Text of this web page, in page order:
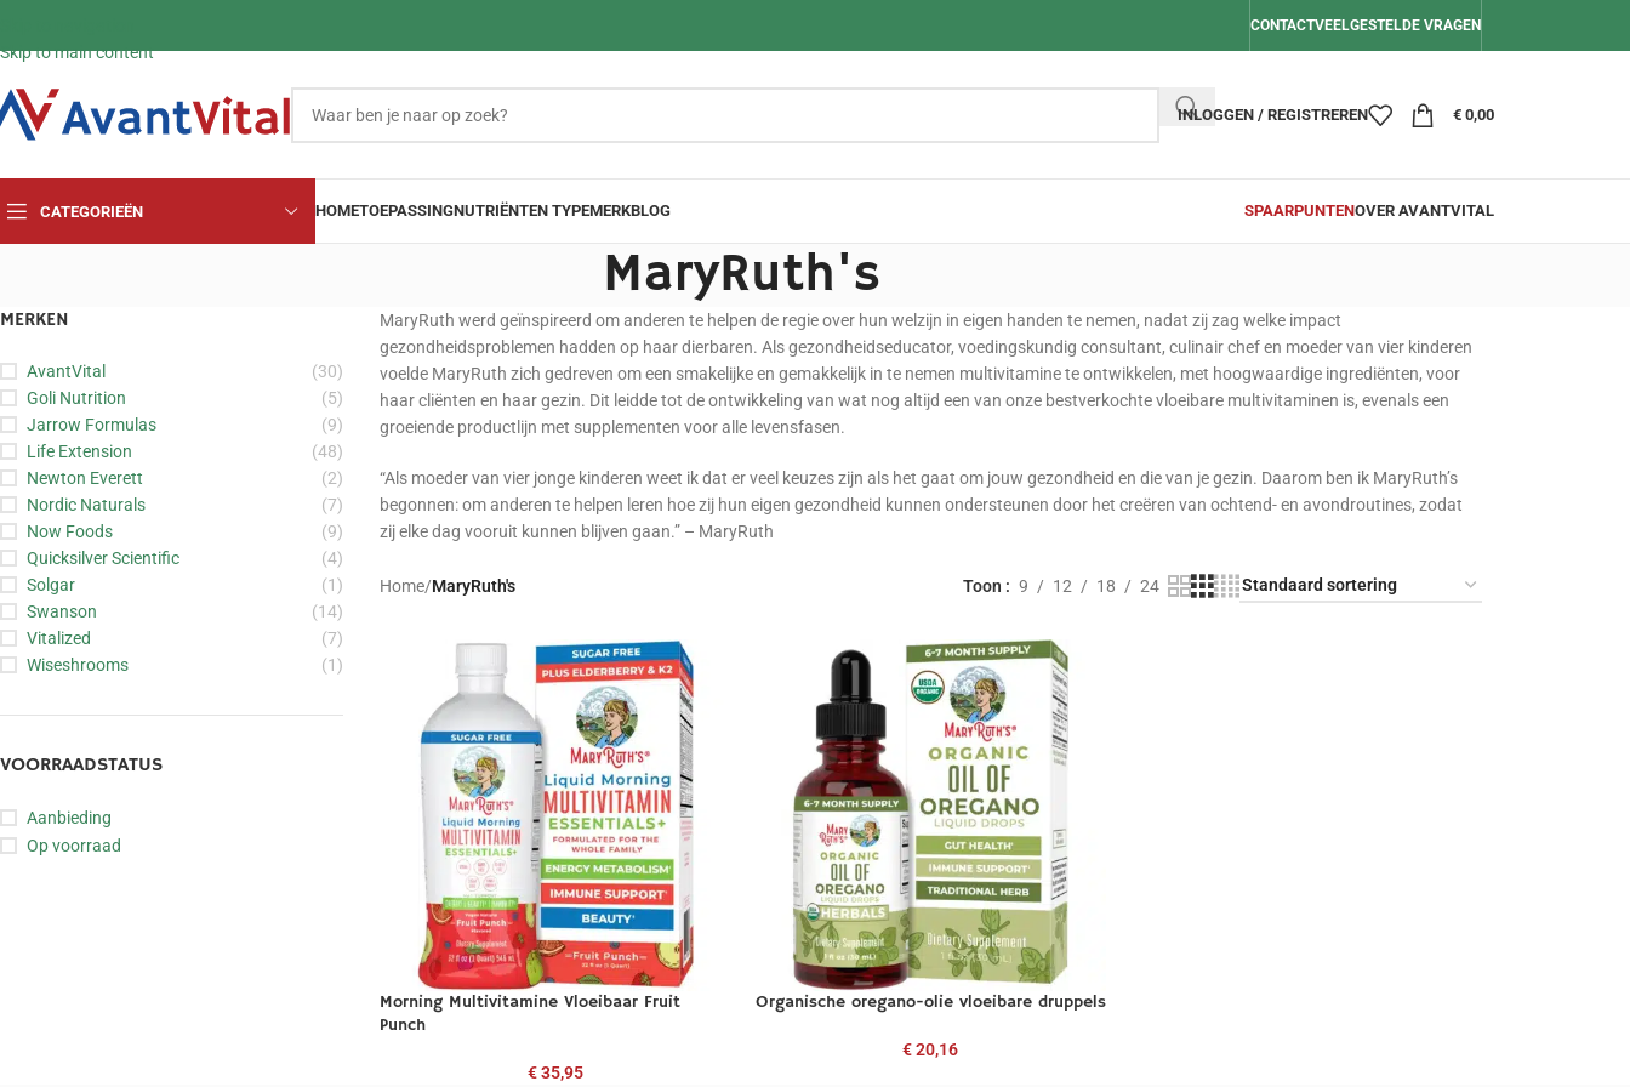
Skip to main content
CONTACTVEELGESTELDE VRAGEN
INLOGGEN / REGISTREREN € 0,00
CATEGORIEËN HOMETOEPASSINGNUTRIËNTEN TYPEMERKBLOG SPAARPUNTENOVER AVANTVITAL
MaryRuth's
MERKEN
AvantVital
(30)
Goli Nutrition
(5)
Jarrow Formulas
(9)
Life Extension
(48)
Newton Everett
(2)
Nordic Naturals
(7)
Now Foods
(9)
Quicksilver Scientific
(4)
Solgar
(1)
Swanson
(14)
Vitalized
(7)
Wiseshrooms
(1)
VOORRAADSTATUS
Aanbieding
Op voorraad
MaryRuth werd geïnspireerd om anderen te helpen de regie over hun welzijn in eigen handen te nemen, nadat zij zag welke impact
gezondheidsproblemen hadden op haar dierbaren. Als gezondheidseducator, voedingskundig consultant, culinair chef en moeder van vier kinderen
voelde MaryRuth zich gedreven om een smakelijke en gemakkelijk in te nemen multivitamine te ontwikkelen, met hoogwaardige ingrediënten, voor
haar cliënten en haar gezin. Dit leidde tot de ontwikkeling van wat nog altijd een van onze bestverkochte vloeibare multivitaminen is, evenals een
groeiende productlijn met supplementen voor alle levensfasen.
“Als moeder van vier jonge kinderen weet ik dat er veel keuzes zijn als het gaat om jouw gezondheid en die van je gezin. Daarom ben ik MaryRuth’s
begonnen: om anderen te helpen leren hoe zij hun eigen gezondheid kunnen ondersteunen door het creëren van ochtend- en avondroutines, zodat
zij elke dag vooruit kunnen blijven gaan.” – MaryRuth
Home/MaryRuth's Toon 9 12 18 24
Morning Multivitamine Vloeibaar Fruit
Punch
€35,95
Organische oregano-olie vloeibare druppels
€20,16